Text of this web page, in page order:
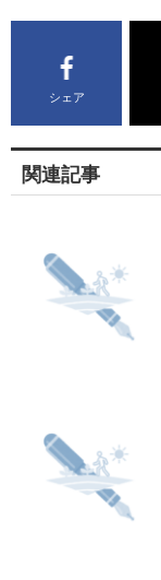
シェア
関連記事